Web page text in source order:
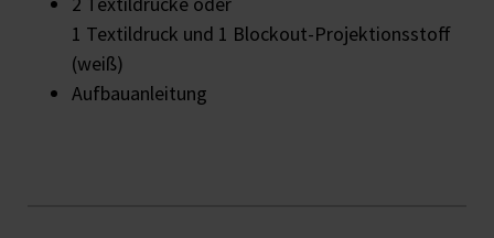
1 Textildruck und 1 Blockout-Projektionsstoff
(weiß)
Aufbauanleitung